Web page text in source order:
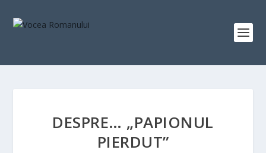
DESPRE… „PAPIONUL
PIERDUT”